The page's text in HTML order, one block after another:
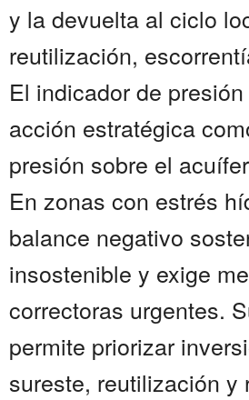
y la devuelta al ciclo
reutilización,
El indicador de
acción estratégica
presión sobre el
En zonas con estrés
balance negativo
insostenible y exige
correctoras urgentes.
permite priorizar
sureste, reutilización y